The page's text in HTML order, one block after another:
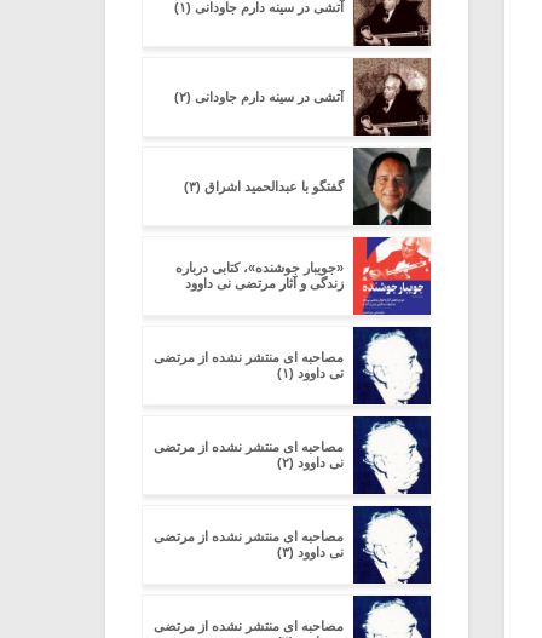
آتشی در سینه دارم جاودانی (۱)
آتشی در سینه دارم جاودانی (۲)
گفتگو با عبدالحمید اشراق (۳)
«جویبار جوشنده»، کتابی درباره
زندگی و آثار مرتضی نی داوود
مصاحبه ای منتشر نشده از مرتضی
نی داوود (۱)
مصاحبه ای منتشر نشده از مرتضی
نی داوود (۲)
مصاحبه ای منتشر نشده از مرتضی
نی داوود (۳)
مصاحبه ای منتشر نشده از مرتضی